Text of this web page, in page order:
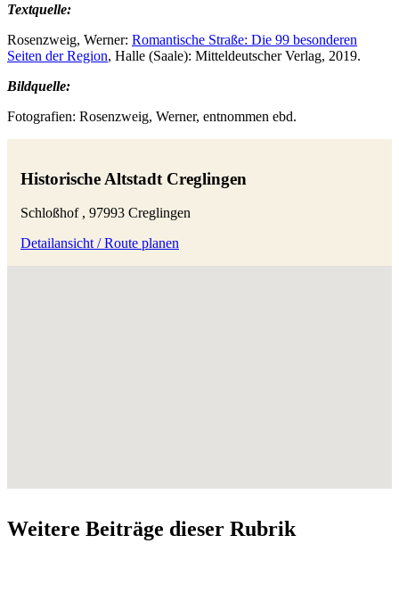
Textquelle:
Rosenzweig, Werner: Romantische Straße: Die 99 besonderen
Seiten der Region, Halle (Saale): Mitteldeutscher Verlag, 2019.
Bildquelle:
Fotografien: Rosenzweig, Werner, entnommen ebd.
Historische Altstadt Creglingen
Schloßhof , 97993 Creglingen
Detailansicht / Route planen
Weitere Beiträge dieser Rubrik